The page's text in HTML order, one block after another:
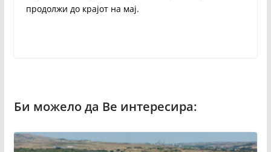
продолжи до крајот на мај.